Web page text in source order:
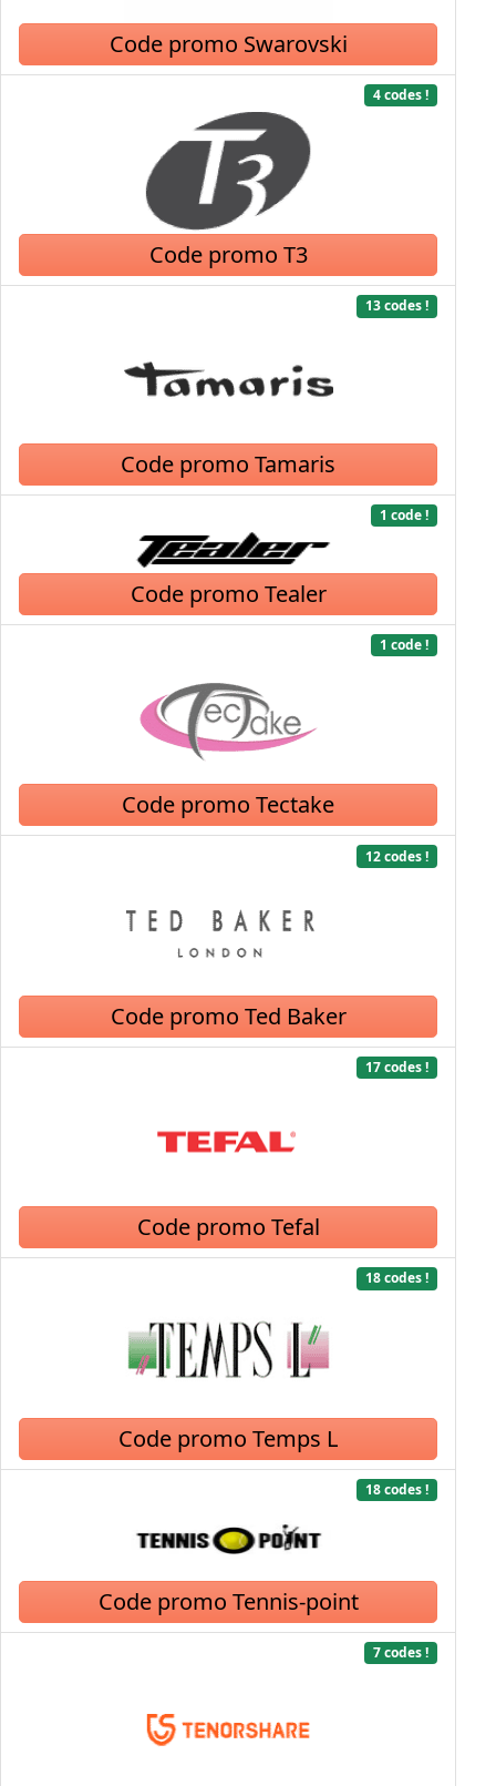
Code promo Swarovski
4 codes !
Code promo T3
13 codes !
Code promo Tamaris
1 code !
Code promo Tealer
1 code !
Code promo Tectake
12 codes !
Code promo Ted Baker
17 codes !
Code promo Tefal
18 codes !
Code promo Temps L
18 codes !
Code promo Tennis-point
7 codes !